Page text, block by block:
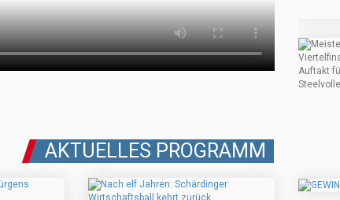
AKTUELLES PROGRAMM